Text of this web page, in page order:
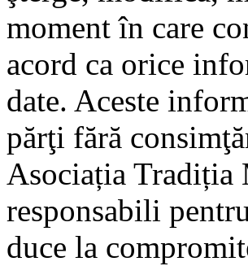
moment în care
acord ca orice
date. Aceste
părţi fără
Asociația Tradiția
responsabili
duce la